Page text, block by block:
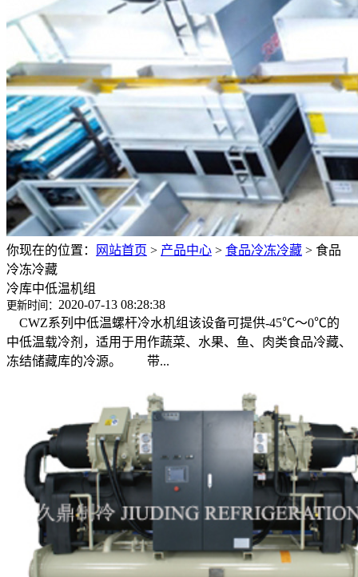
你现在的位置： 网站首页 > 产品中心 > 食品冷冻冷藏 > 食品
冷冻冷藏
冷库中低温机组
更新时间： 2020-07-13 08:28:38
CWZ系列中低温螺杆冷水机组该设备可提供-45℃～0℃的
中低温载冷剂，适用于用作蔬菜、水果、鱼、肉类食品冷藏、
冻结储藏库的冷源。 带...